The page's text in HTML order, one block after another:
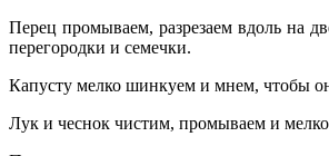
Перец промываем, разрезаем вдоль на
перегородки и семечки.
Капусту мелко шинкуем и мнем, чтобы
Лук и чеснок чистим, промываем и